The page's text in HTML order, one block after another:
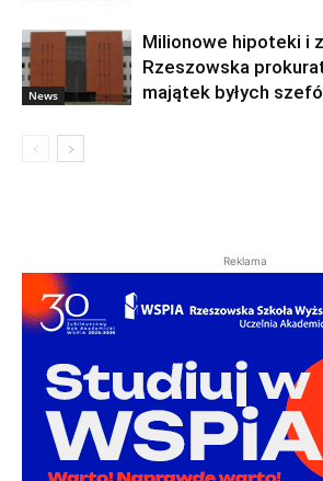
News
Milionowe hipoteki i
Rzeszowska
majątek byłych
Reklama